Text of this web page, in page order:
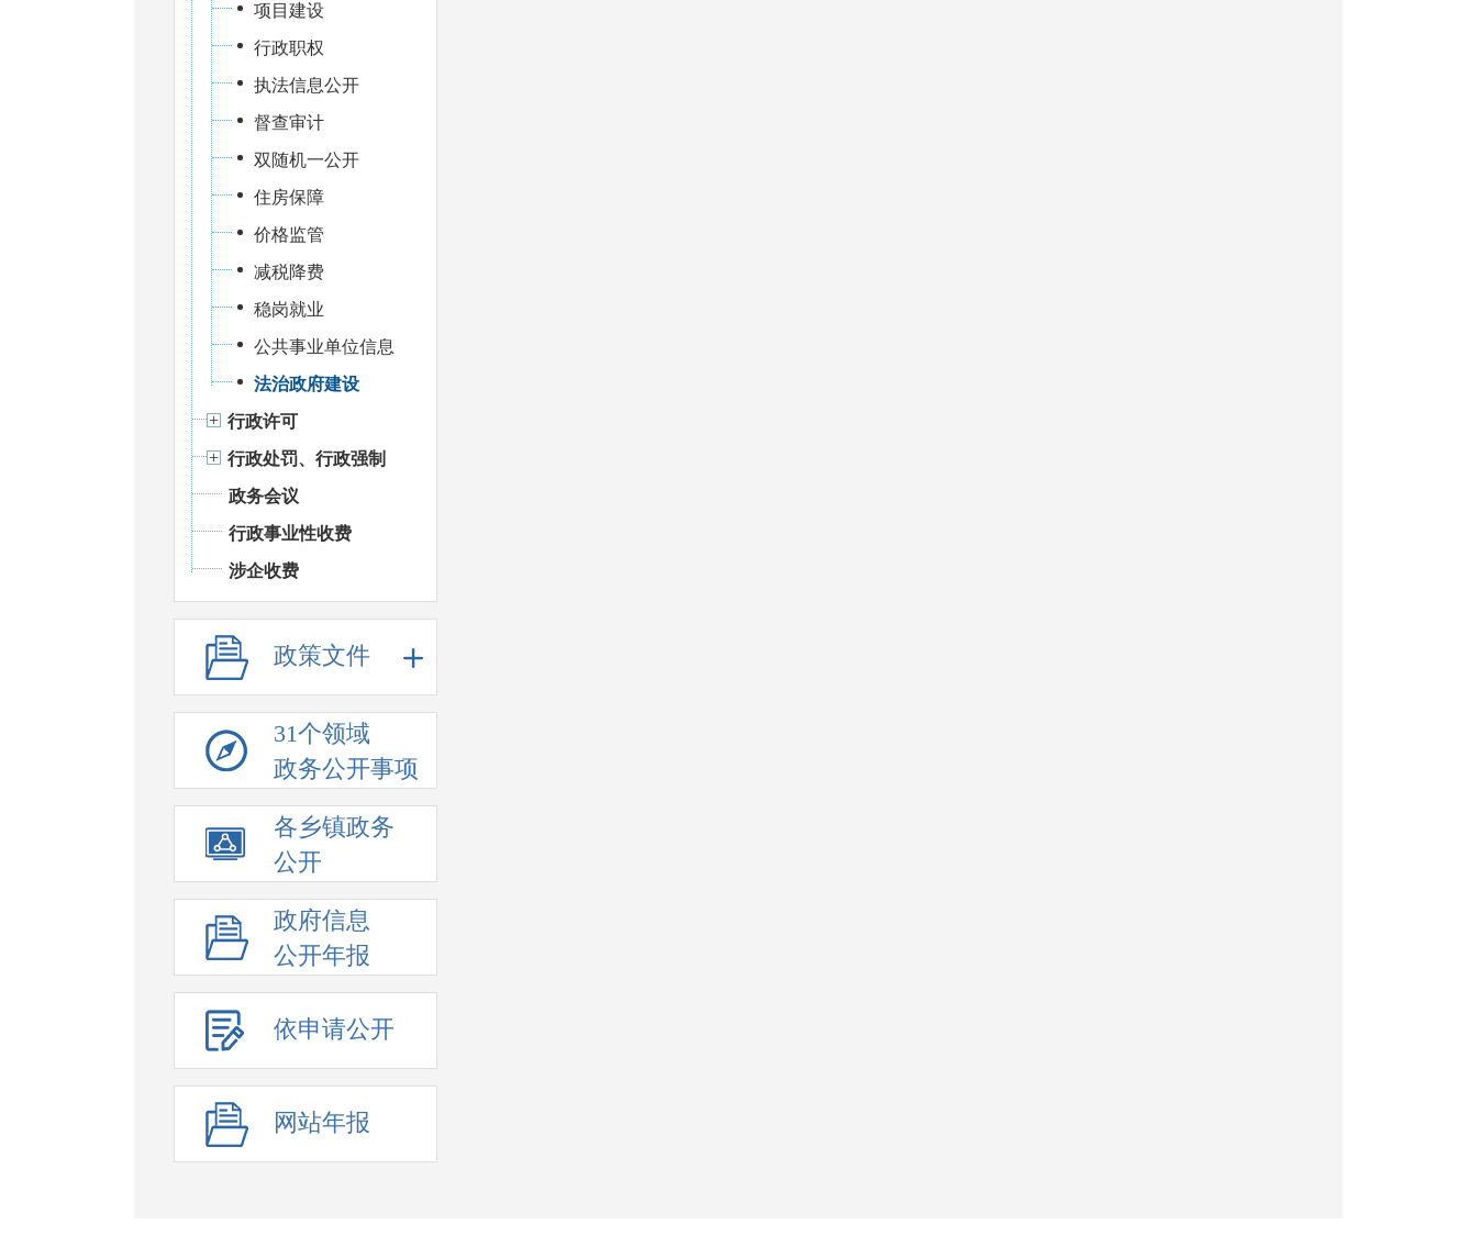
项目建设
行政职权
执法信息公开
督查审计
双随机一公开
住房保障
价格监管
减税降费
稳岗就业
公共事业单位信息
法治政府建设
行政许可
行政处罚、行政强制
政务会议
行政事业性收费
涉企收费
政策文件
31个领域
政务公开事项
各乡镇政务
公开
政府信息
公开年报
依申请公开
网站年报